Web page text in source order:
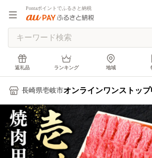
Pontaポイントでふるさと納税
返礼品 ランキング 地域
長崎県壱岐市オンラインワンストッ